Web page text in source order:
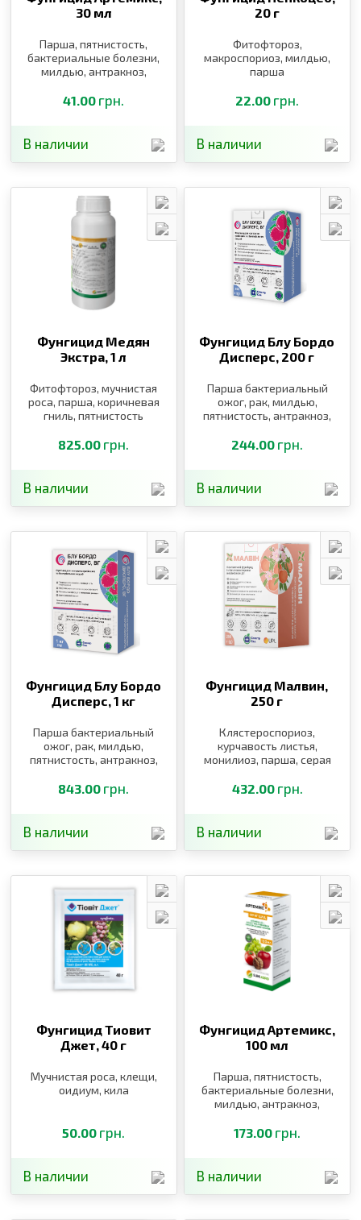
30 мл
Парша, пятнистость,
бактериальные болезни,
милдью, антракноз,
альтернариоз,
курчавость персика,
41.00 грн.
В наличии
20 г
Фитофтороз,
макроспориоз, милдью,
парша
22.00 грн.
В наличии
Фунгицид Медян
Экстра,1 л
Фитофтороз, мучнистая
роса, парша, коричневая
гниль, пятнистость
ожог, кудрявость,
альтернариоз,
825.00 грн.
В наличии
Фунгицид Блу Бордо
Дисперс, 200 г
Парша бактериальный
ожог, рак, милдью,
пятнистость, антракноз,
244.00 грн.
В наличии
Фунгицид Блу Бордо
Дисперс,1 кг
Парша бактериальный
ожог, рак, милдью,
пятнистость, антракноз,
843.00 грн.
В наличии
Фунгицид Малвин,
250 г
Клястероспориоз,
курчавость листья,
монилиоз, парша, серая
оидиум
432.00 грн.
В наличии
Фунгицид Тиовит
Джет,40 г
Мучнистая роса, клещи,
оидиум, кила
50.00 грн.
В наличии
Фунгицид Артемикс,
100 мл
Парша, пятнистость,
бактериальные болезни,
милдью, антракноз,
альтернариоз,
курчавость персика,
173.00 грн.
В наличии